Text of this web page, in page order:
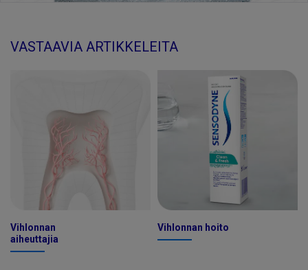
VASTAAVIA ARTIKKELEITA
Vihlonnan
aiheuttajia
Vihlonnan hoito